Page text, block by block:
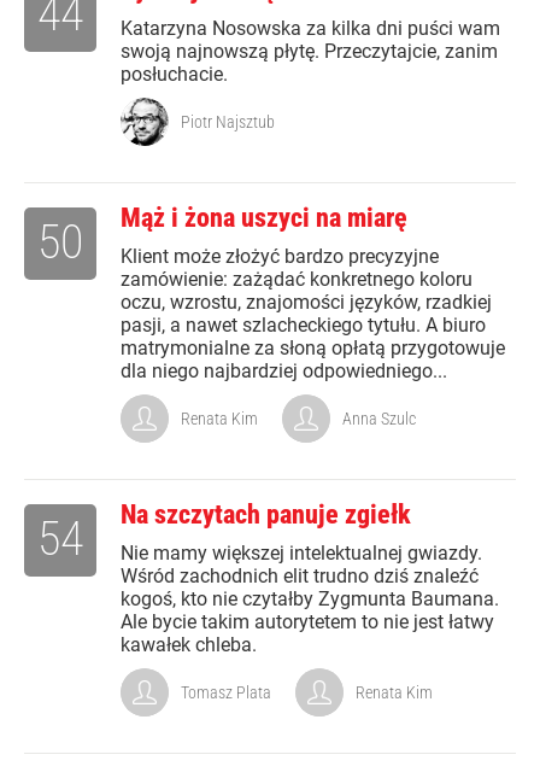
Katarzyna Nosowska za kilka dni puści wam
swoją najnowszą płytę. Przeczytajcie, zanim
posłuchacie.
44
Piotr Najsztub
Mąż i żona uszyci na miarę
Klient może złożyć bardzo precyzyjne
zamówienie: zażądać konkretnego koloru
oczu, wzrostu, znajomości języków, rzadkiej
pasji, a nawet szlacheckiego tytułu. A biuro
matrymonialne za słoną opłatą przygotowuje
dla niego najbardziej odpowiedniego...
50
Renata Kim Anna Szulc
Na szczytach panuje zgiełk
Nie mamy większej intelektualnej gwiazdy.
Wśród zachodnich elit trudno dziś znaleźć
kogoś, kto nie czytałby Zygmunta Baumana.
Ale bycie takim autorytetem to nie jest łatwy
kawałek chleba.
54
Tomasz Plata Renata Kim